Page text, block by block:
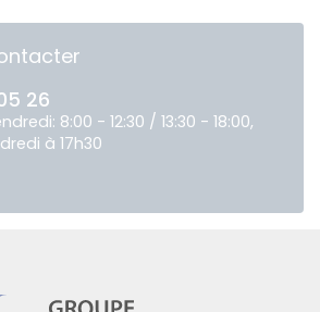
26
8:00 - 12:30 / 13:30 - 18:00,
à 17h30